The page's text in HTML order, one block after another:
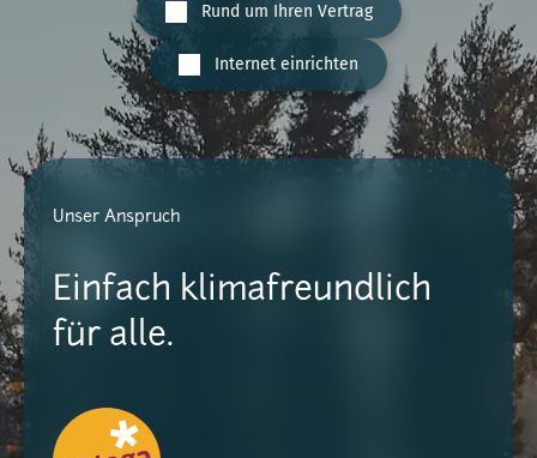
Rund um Ihren Vertrag
Internet einrichten
Unser Anspruch
Einfach klimafreundlich
für alle.